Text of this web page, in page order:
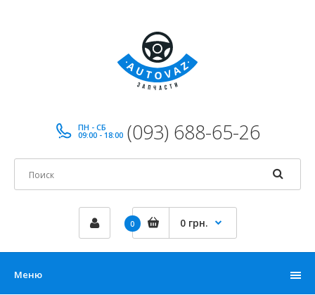
ПН - СБ
09:00 - 18:00 (093) 688-65-26
0 0 грн.
Меню